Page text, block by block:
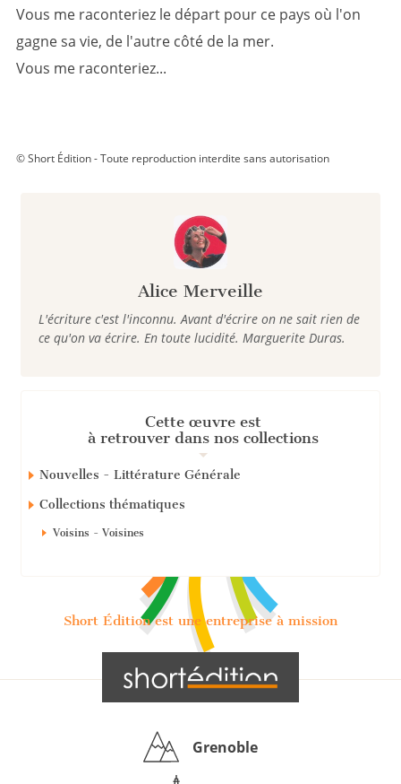
Alice Merveille
L'écriture c'est l'inconnu. Avant d'écrire on ne sait rien de
ce qu'on va écrire. En toute lucidité. Marguerite Duras.
Cette œuvre est
à retrouver dans nos collections
Nouvelles - Littérature Générale
Collections thématiques
Voisins - Voisines
Vous me raconteriez le départ pour ce pays où l'on
gagne sa vie, de l'autre côté de la mer.
Vous me raconteriez...
© Short Édition - Toute reproduction interdite sans autorisation
Short Édition est une entreprise à mission
Grenoble